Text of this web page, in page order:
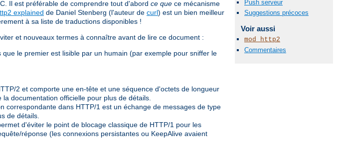
Push serveur
Suggestions précoces
Voir aussi
mod_http2
Commentaires
Il est préférable de comprendre tout d'abord ce que ce mécanisme
explained de Daniel Stenberg (l'auteur de curl) est un bien meilleur
à sa liste de traductions disponibles !
et nouveaux termes à connaître avant de lire ce document :
que le premier est lisible par un humain (par exemple pour sniffer le
2 et comporte une en-tête et une séquence d'octets de longueur
la documentation officielle pour plus de détails.
correspondante dans HTTP/1 est un échange de messages de type
de détails.
d'éviter le point de blocage classique de HTTP/1 pour les
réponse (les connexions persistantes ou KeepAlive avaient